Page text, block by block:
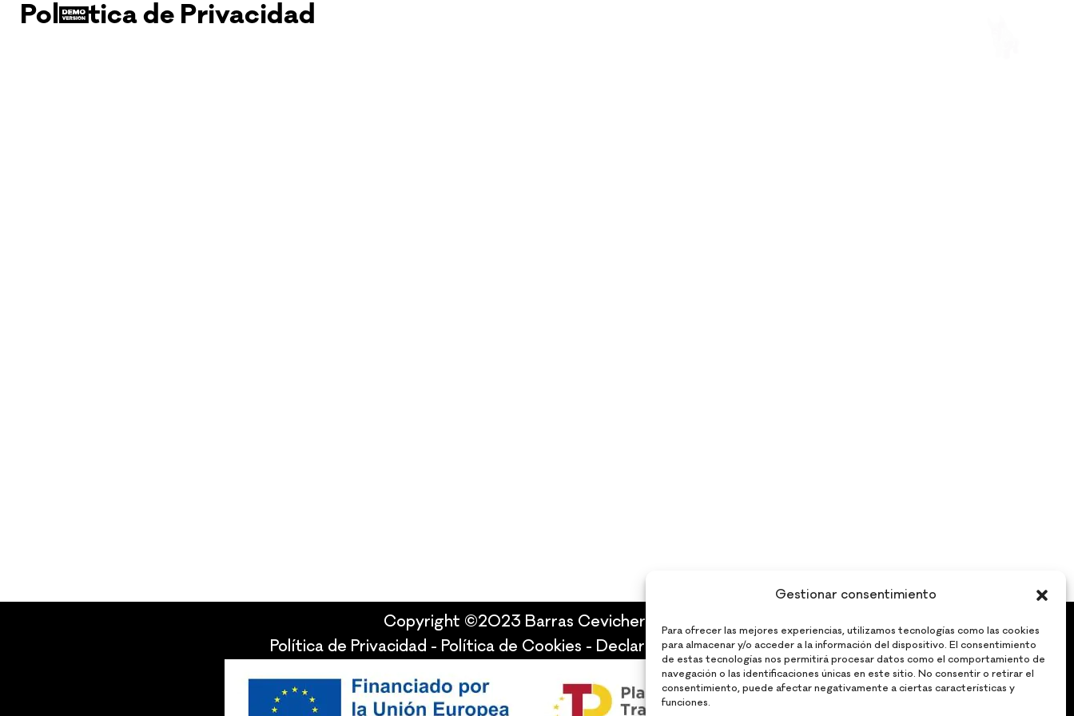
Gestionar consentimiento
Para ofrecer las mejores experiencias, utilizamos tecnologías como las cookies
para almacenar y/o acceder a la información del dispositivo. El consentimiento
de estas tecnologías nos permitirá procesar datos como el comportamiento de
navegación o las identificaciones únicas en este sitio. No consentir o retirar el
consentimiento, puede afectar negativamente a ciertas características y
funciones.
Política de Privacidad
Copyright ©2023 Barras Cevicheras S.L.
Política de Privacidad - Política de Cookies - Declaración de accesibilidad